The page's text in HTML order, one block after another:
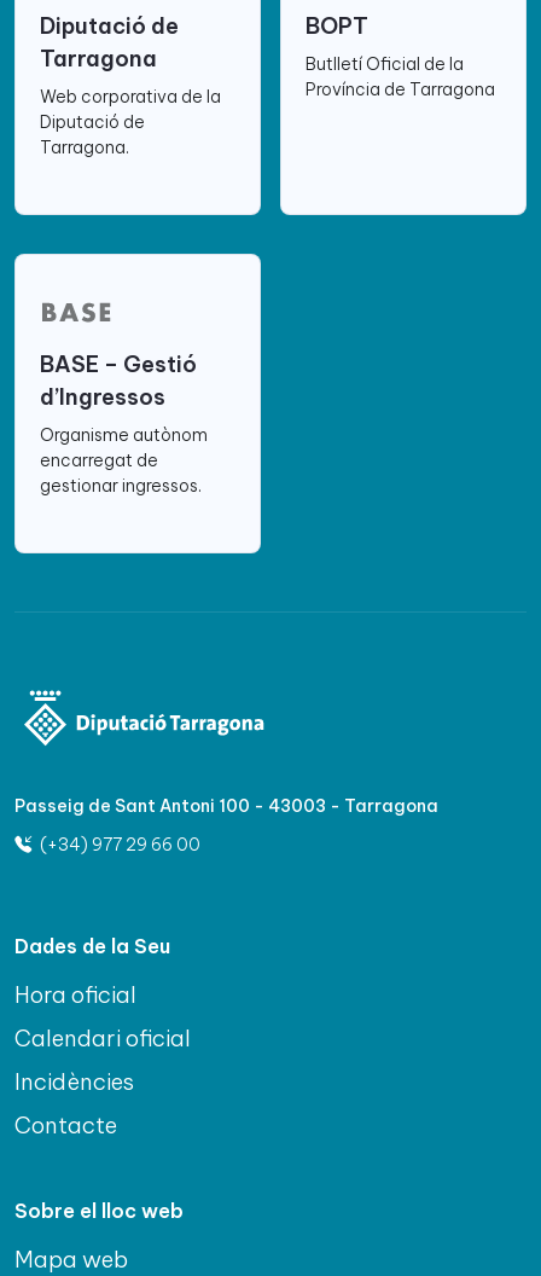
Diputació de
Tarragona
Web corporativa de la
Diputació de
Tarragona.
BOPT
Butlletí Oficial de la
Província de Tarragona
BASE – Gestió
d’Ingressos
Organisme autònom
encarregat de
gestionar ingressos.
Passeig de Sant Antoni 100 - 43003 - Tarragona
(+34) 977 29 66 00
Dades de la Seu
Hora oficial
Calendari oficial
Incidències
Contacte
Sobre el lloc web
Mapa web